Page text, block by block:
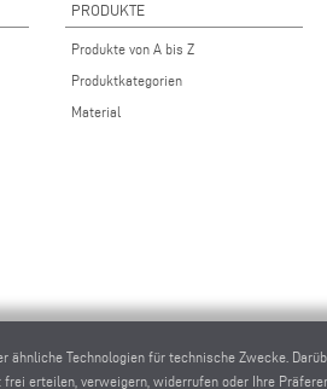
PRODUKTE
Produkte von A bis Z
Produktkategorien
Material
ähnliche Technologien für technische Zwecke.
erteilen, verweigern, widerrufen oder Ihre